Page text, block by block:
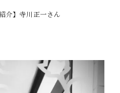
介】寺川正一さん